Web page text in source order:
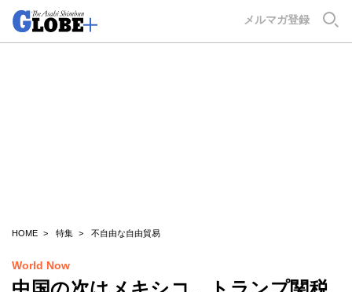
メルマガ登録
HOME 特集 不自由な自由貿易
World Now